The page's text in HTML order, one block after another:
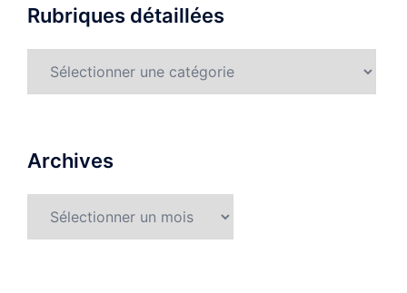
Rubriques détaillées
Archives